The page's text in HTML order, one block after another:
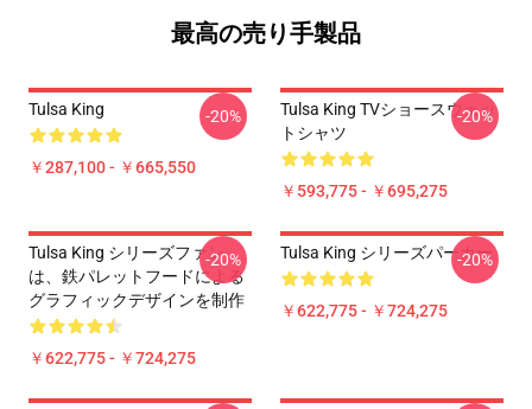
最高の売り手製品
Tulsa King
￥287,100 - ￥665,550
-20%
Tulsa King TVショースウェッ
トシャツ
￥593,775 - ￥695,275
-20%
Tulsa King シリーズファン
は、鉄パレットフードによる
グラフィックデザインを制作
￥622,775 - ￥724,275
-20% Tulsa King シリーズパーカー
￥622,775 - ￥724,275
-20%